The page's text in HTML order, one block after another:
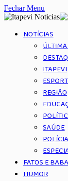
Fechar Menu
NOTÍCIAS
ITAPEVI
REGIÃO
SAÚDE
POLÍCIA
FATOS E
HUMOR